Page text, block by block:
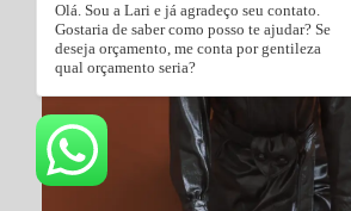
Olá. Sou a Lari e já agradeço seu contato.
Gostaria de saber como posso te ajudar? Se
deseja orçamento, me conta por gentileza
qual orçamento seria?